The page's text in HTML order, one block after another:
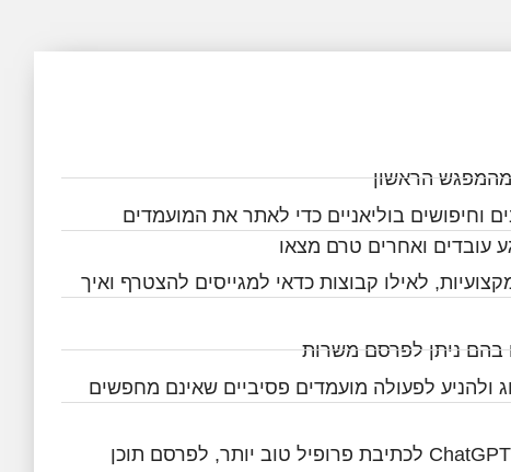
הראשון
וחיפושים בוליאניים כדי לאתר את המועמדים
עובדים ואחרים טרם מצאו​​
לאילו קבוצות כדאי למגייסים להצטרף ואיך
בהם ניתן לפרסם משרות
ולהניע לפעולה מועמדים פסיביים שאינם מחפשים
כיצד למנף את ChatGPT לכתיבת פרופיל טוב יותר, לפרסם תוכן